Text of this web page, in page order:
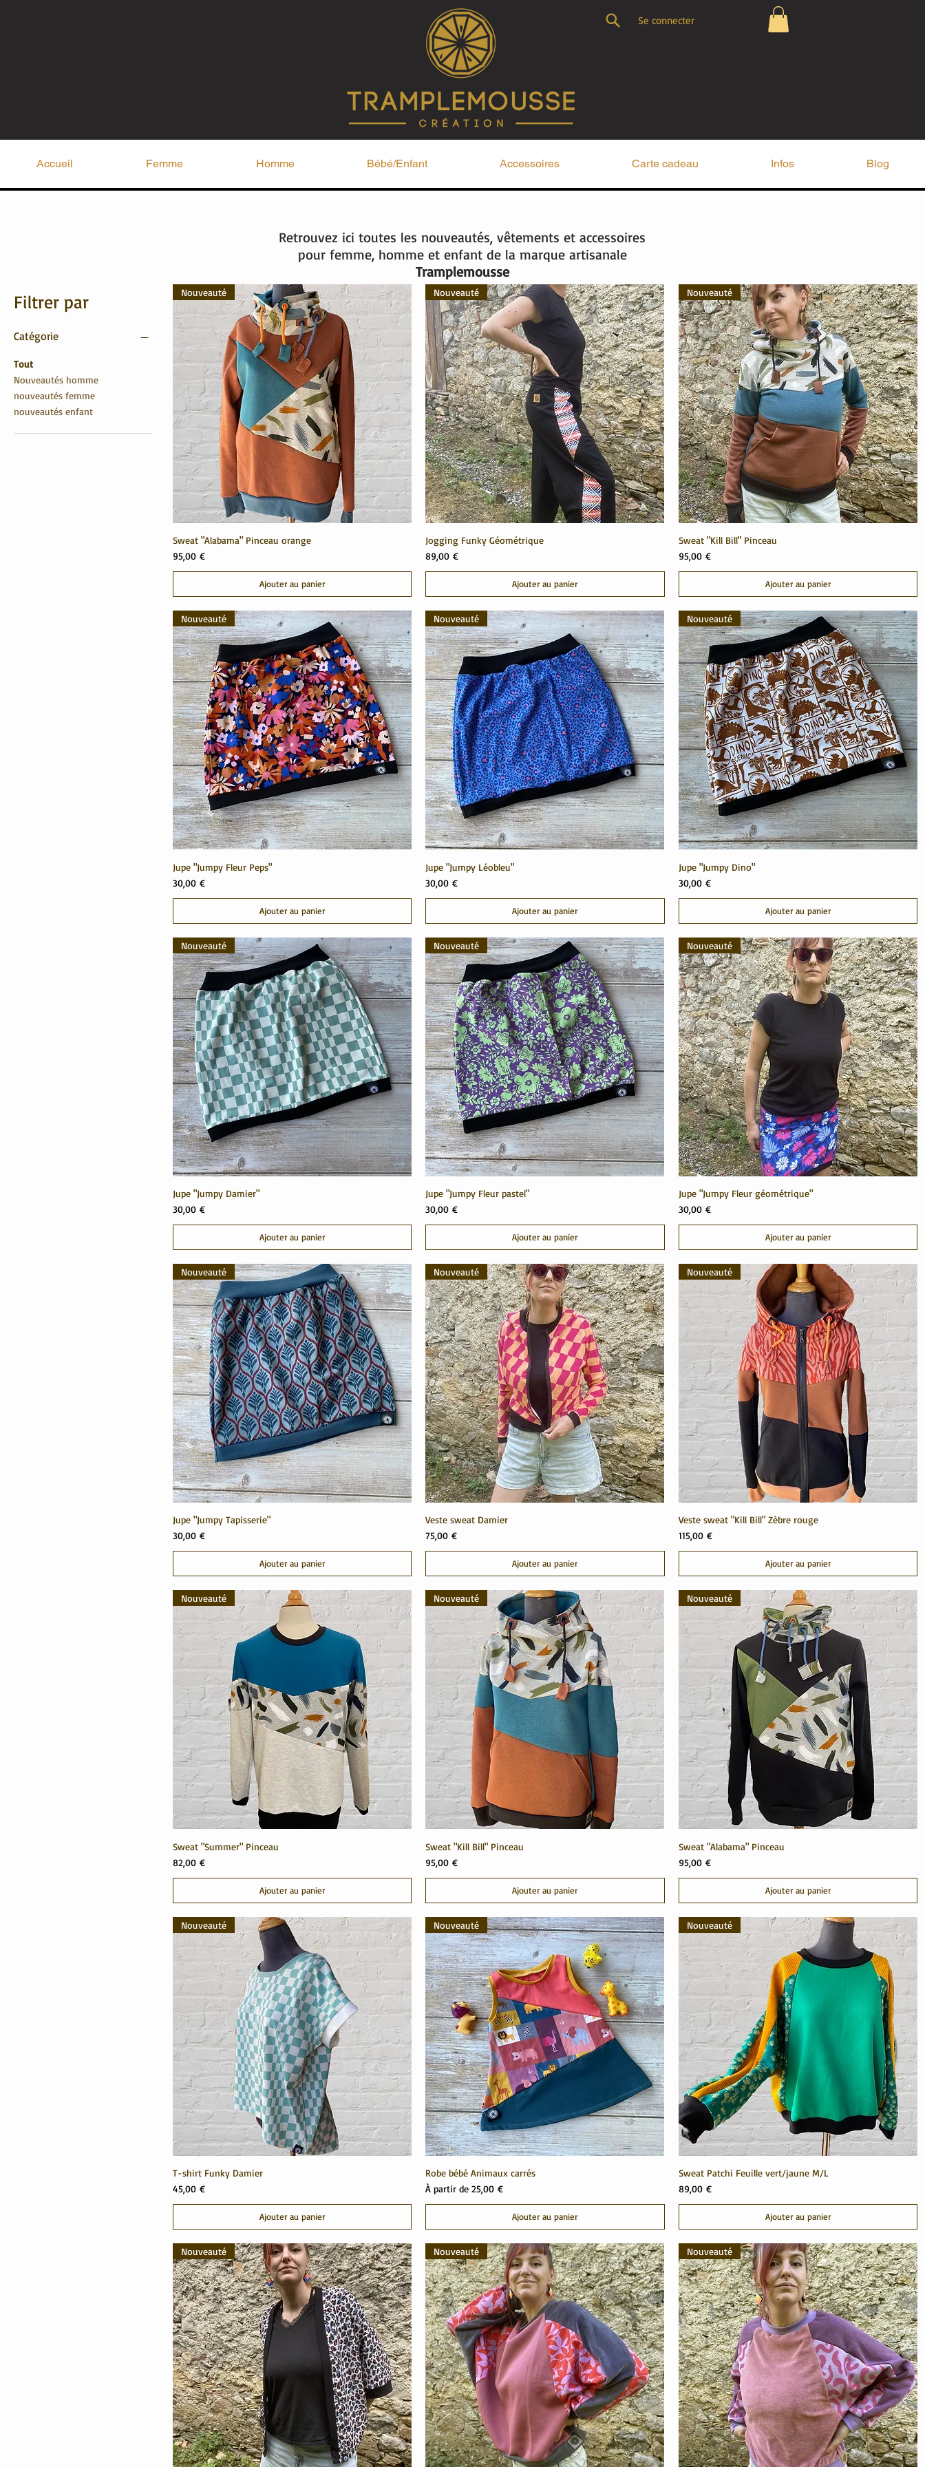
Retrouvez ici toutes les nouveautés, vêtements et accessoires
pour femme, homme et enfant de la marque artisanale
Tramplemousse
Filtrer par
Catégorie
Tout
Nouveautés homme
nouveautés femme
nouveautés enfant
Nouveauté
Sweat "Alabama" Pinceau orange
Prix
95,00 €
Ajouter au panier
Nouveauté
Jogging Funky Géométrique
Prix
89,00 €
Ajouter au panier
Nouveauté
Sweat "Kill Bill" Pinceau
Prix
95,00 €
Ajouter au panier
Nouveauté
Jupe "Jumpy Fleur Peps"
Prix
30,00 €
Ajouter au panier
Nouveauté
Jupe "Jumpy Léobleu"
Prix
30,00 €
Ajouter au panier
Nouveauté
Jupe "Jumpy Dino"
Prix
30,00 €
Ajouter au panier
Nouveauté
Jupe "Jumpy Damier"
Prix
30,00 €
Ajouter au panier
Nouveauté
Jupe "Jumpy Fleur pastel"
Prix
30,00 €
Ajouter au panier
Nouveauté
Jupe "Jumpy Fleur géométrique"
Prix
30,00 €
Ajouter au panier
Nouveauté
Jupe "Jumpy Tapisserie"
Prix
30,00 €
Ajouter au panier
Nouveauté
Veste sweat Damier
Prix
75,00 €
Ajouter au panier
Nouveauté
Veste sweat "Kill Bill" Zèbre rouge
Prix
115,00 €
Ajouter au panier
Nouveauté
Sweat "Summer" Pinceau
Prix
82,00 €
Ajouter au panier
Nouveauté
Sweat "Kill Bill" Pinceau
Prix
95,00 €
Ajouter au panier
Nouveauté
Sweat "Alabama" Pinceau
Prix
95,00 €
Ajouter au panier
Nouveauté
T-shirt Funky Damier
Prix
45,00 €
Ajouter au panier
Nouveauté
Robe bébé Animaux carrés
À partir de25,00 €
Prix promotionnel
Ajouter au panier
Nouveauté
Sweat Patchi Feuille vert/jaune M/L
Prix
89,00 €
Ajouter au panier
Nouveauté Nouveauté Nouveauté
Accueil Femme Homme Bébé/Enfant Accessoires Carte cadeau Infos Blog
Se connecter